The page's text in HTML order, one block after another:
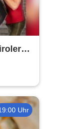
Uhr